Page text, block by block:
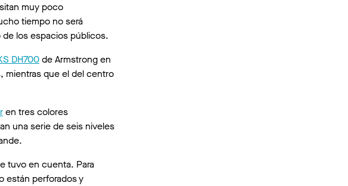
muy poco
tiempo no será
de los espacios públicos.
DH700de Armstrong en
mientras que el del centro
en tres colores
una serie de seis niveles
tuvo en cuenta. Para
están perforados y